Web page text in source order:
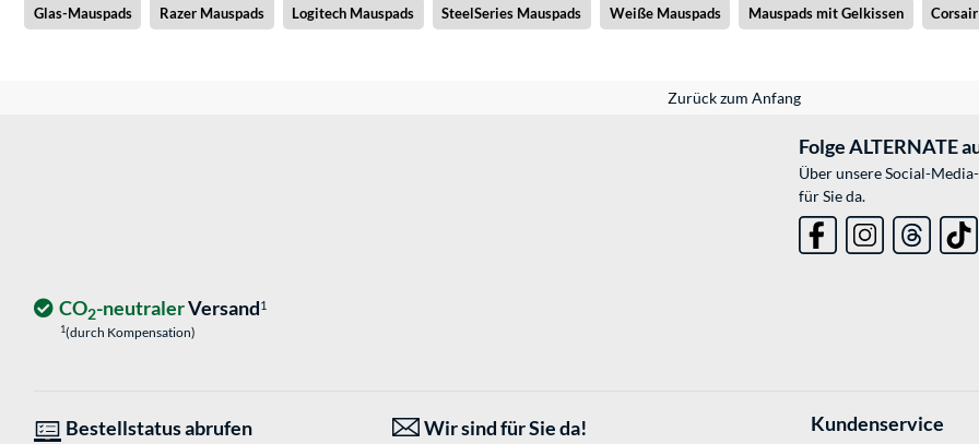
Glas-Mauspads Razer Mauspads Logitech Mauspads SteelSeries Mauspads Weiße Mauspads Mauspads mit Gelkissen
Zurück zum Anfang
Folge ALTERNATE
Über unsere Social-
für Sie da.
CO2-neutralerVersand1
1(durch Kompensation)
Bestellstatus abrufen Wir sind für Sie da! Kundenservice